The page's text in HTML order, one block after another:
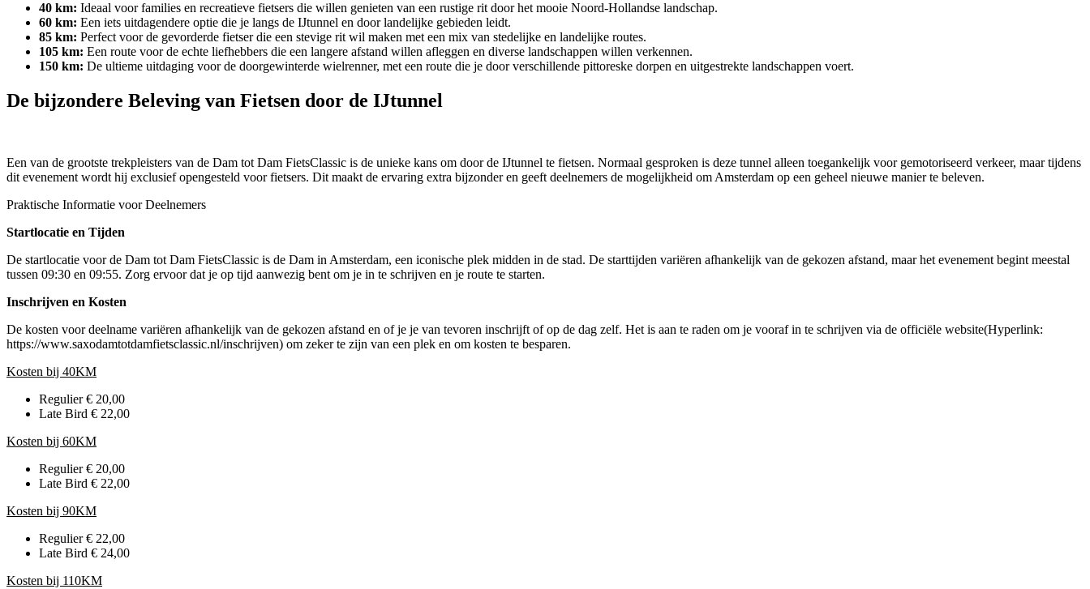
40 km: Ideaal voor families en recreatieve fietsers die willen genieten van een rustige rit door het mooie Noord-Hollandse landschap.
60 km: Een iets uitdagendere optie die je langs de IJtunnel en door landelijke gebieden leidt.
85 km: Perfect voor de gevorderde fietser die een stevige rit wil maken met een mix van stedelijke en landelijke routes.
105 km: Een route voor de echte liefhebbers die een langere afstand willen afleggen en diverse landschappen willen verkennen.
150 km: De ultieme uitdaging voor de doorgewinterde wielrenner, met een route die je door verschillende pittoreske dorpen en uitgestrekte landschappen voert.
De bijzondere Beleving van Fietsen door de IJtunnel
Een van de grootste trekpleisters van de Dam tot Dam FietsClassic is de unieke kans om door de IJtunnel te fietsen. Normaal gesproken is deze tunnel alleen toegankelijk voor gemotoriseerd verkeer, maar tijdens
dit evenement wordt hij exclusief opengesteld voor fietsers. Dit maakt de ervaring extra bijzonder en geeft deelnemers de mogelijkheid om Amsterdam op een geheel nieuwe manier te beleven.
Praktische Informatie voor Deelnemers
Startlocatie en Tijden
De startlocatie voor de Dam tot Dam FietsClassic is de Dam in Amsterdam, een iconische plek midden in de stad. De starttijden variëren afhankelijk van de gekozen afstand, maar het evenement begint meestal
tussen 09:30 en 09:55. Zorg ervoor dat je op tijd aanwezig bent om je in te schrijven en je route te starten.
Inschrijven en Kosten
De kosten voor deelname variëren afhankelijk van de gekozen afstand en of je je van tevoren inschrijft of op de dag zelf. Het is aan te raden om je vooraf in te schrijven via de officiële website(Hyperlink:
https://www.saxodamtotdamfietsclassic.nl/inschrijven) om zeker te zijn van een plek en om kosten te besparen.
Kosten bij 40KM
Regulier € 20,00
Late Bird € 22,00
Kosten bij 60KM
Regulier € 20,00
Late Bird € 22,00
Kosten bij 90KM
Regulier € 22,00
Late Bird € 24,00
Kosten bij 110KM